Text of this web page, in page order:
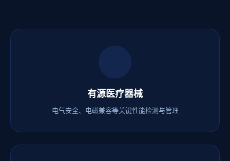
有源医疗器械
电气安全、电磁兼容等关键性能检测与管理